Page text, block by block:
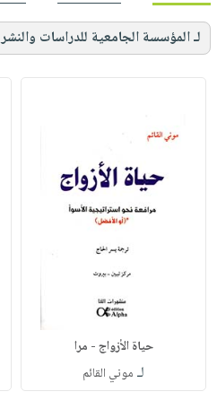
لـ المؤسسة الجامعية للدراسات والنشر
حياة الأزواج - مرا
لـ موني القائم